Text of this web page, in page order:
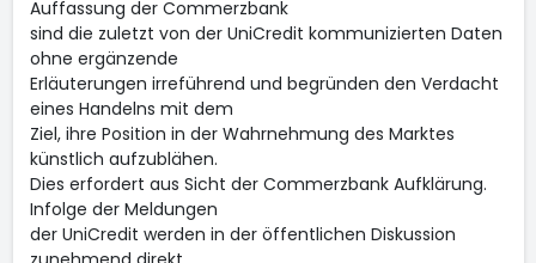
Auffassung der Commerzbank
sind die zuletzt von der UniCredit kommunizierten Daten
ohne ergänzende
Erläuterungen irreführend und begründen den Verdacht
eines Handelns mit dem
Ziel, ihre Position in der Wahrnehmung des Marktes
künstlich aufzublähen.
Dies erfordert aus Sicht der Commerzbank Aufklärung.
Infolge der Meldungen
der UniCredit werden in der öffentlichen Diskussion